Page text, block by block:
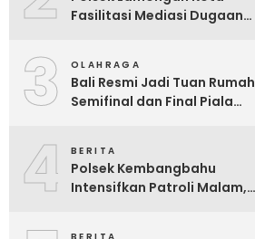
Fasilitasi Mediasi Dugaan
3 OLAHRAGA
Bali Resmi Jadi Tuan Rumah
Semifinal dan Final Piala
4 BERITA
Polsek Kembangbahu
Intensifkan Patroli Malam,